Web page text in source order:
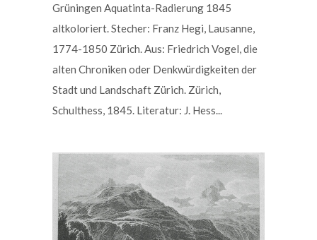
Grüningen Aquatinta-Radierung 1845
altkoloriert. Stecher: Franz Hegi, Lausanne,
1774-1850 Zürich. Aus: Friedrich Vogel, die
alten Chroniken oder Denkwürdigkeiten der
Stadt und Landschaft Zürich. Zürich,
Schulthess, 1845. Literatur: J. Hess...